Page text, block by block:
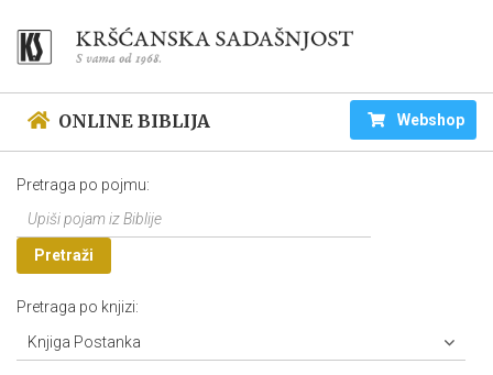
ONLINE BIBLIJA Webshop
Pretraga po pojmu:
Pretraži
Pretraga po knjizi:
Knjiga Postanka